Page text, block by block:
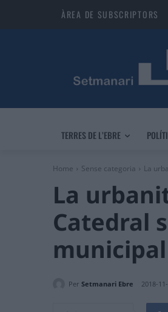
ÀREA DE SUBSCRIPTORS
TERRES DE L’EBRE
Home Sense categoria La
La
Catedral
Per Setmanari Ebre 2018-